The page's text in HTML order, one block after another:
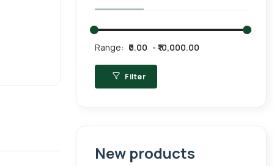
Range: ₹0.00 ₹10,000.00
Filter
New products